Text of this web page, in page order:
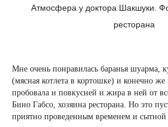
Атмосфера у доктора Шакшуки.
ресторана
Мне очень понравилась баранья шуарма,
(мясная котлета в кортошке) и конечно
пробовала и повкусней и жира в ней от
Бино Габсо, хозяина ресторана. Но это
приятно проведенным временем и сытной